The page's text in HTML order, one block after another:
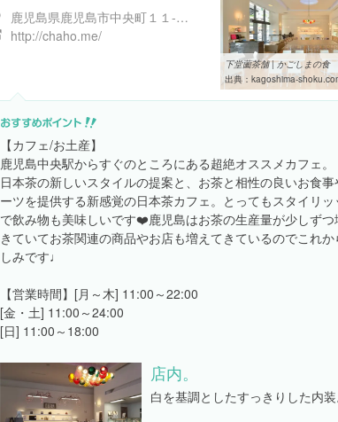
鹿児島県鹿児島市中央町１１-１１
http://chaho.me/
下堂薗茶舗 | かごしまの食
出典： kagoshima-shoku.com/shopdb/
【カフェ/お土産】
鹿児島中央駅からすぐのところにある超絶オススメカフェ。
日本茶の新しいスタイルの提案と、お茶と相性の良いお食事
ーツを提供する新感覚の日本茶カフェ。とってもスタイリッ
で飲み物も美味しいです❤️鹿児島はお茶の生産量が少しずつ
きていてお茶関連の商品やお店も増えてきているのでこれか
しみです♩
【営業時間】[月～木] 11:00～22:00
[金・土] 11:00～24:00
[日] 11:00～18:00
店内。
白を基調としたすっきりした内装